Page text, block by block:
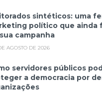
sintéticos: uma
político que ainda
campanha
AGOSTO DE 2026
servidores públicos
a democracia por